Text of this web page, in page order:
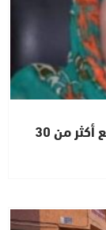
زلزال سياسي بالعيون… استقالة جماعية مع أكثر من 30